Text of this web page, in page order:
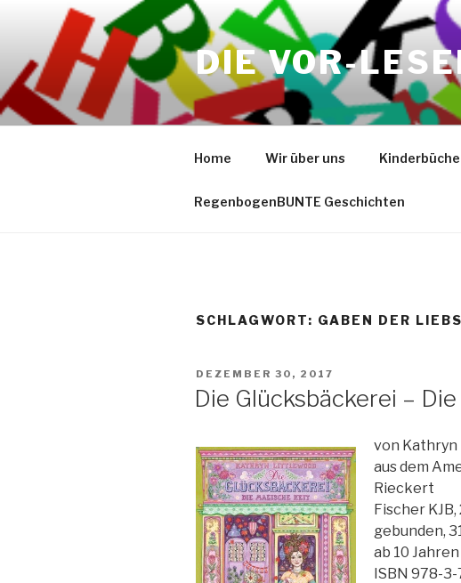
springen
DIE VOR-
Home Wir über uns
RegenbogenBUNTE Geschichten
SCHLAGWORT: GABEN DER
VERÖFFENTLICHT
DEZEMBER 30, 2017
Die Glücksbäckerei –
von
aus dem
Rieckert
Fischer KJB,
gebunden,
ab 10 Jahren
ISBN 978-